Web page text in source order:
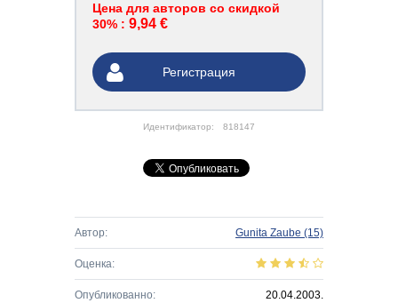
Цена для авторов со скидкой
30% : 9,94 €
Регистрация
Идентификатор: 818147
Автор: Gunita Zaube (15)
Оценка:
Опубликованно: 20.04.2003.